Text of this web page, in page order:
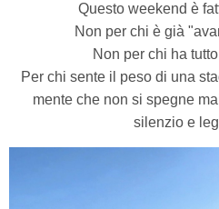
Questo weekend è
Non per chi è già
Non per chi ha
Per chi sente il peso di una
mente che non si spegne
silenzio e